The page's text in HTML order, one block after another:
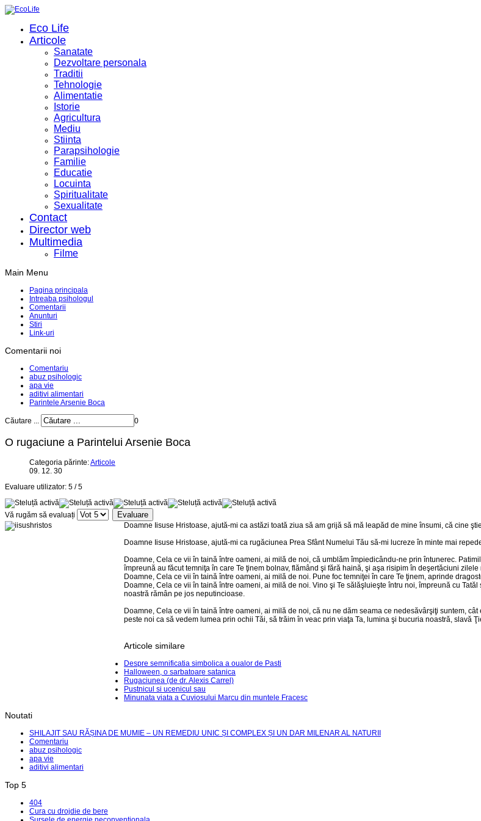
Eco Life
Articole
Sanatate
Dezvoltare personala
Traditii
Tehnologie
Alimentatie
Istorie
Agricultura
Mediu
Stiinta
Parapsihologie
Familie
Educatie
Locuinta
Spiritualitate
Sexualitate
Contact
Director web
Multimedia
Filme
Main Menu
Pagina principala
Intreaba psihologul
Comentarii
Anunturi
Stiri
Link-uri
Comentarii noi
Comentariu
abuz psihologic
apa vie
aditivi alimentari
Parintele Arsenie Boca
Căutare ... 0
O rugaciune a Parintelui Arsenie Boca
Categoria părinte:Articole
09. 12. 30
Evaluare utilizator: 5 /5
Vă rugăm să evaluați
Doamne Iisuse Hristoase, ajută-mi ca astăzi toată ziua să am grijă să mă leapăd de mine însumi, că cine
Doamne Iisuse Hristoase, ajută-mi ca rugăciunea Prea Sfânt Numelui Tău să-mi lucreze în minte mai
Doamne, Cela ce vii în taină între oameni, ai milă de noi, că umblăm împiedicându-ne prin întunerec.
împreună au făcut temniţa în care Te ţinem bolnav, flămând şi fără haină, şi aşa risipim în deşertăciuni
Doamne, Cela ce vii în taină între oameni, ai milă de noi. Pune foc temniţei în care Te ţinem, aprinde
Doamne, Cela ce vii în taină între oameni, ai milă de noi. Vino şi Te sălăşluieşte întru noi, împreună cu
noastră rămân pe jos neputincioase.
Doamne, Cela ce vii în taină între oameni, ai milă de noi, că nu ne dăm seama ce nedesăvârşiţi suntem,
peste noi ca să vedem lumea prin ochii Tăi, să trăim în veac prin viaţa Ta, lumina şi bucuria noastră, slavă
Articole similare
Despre semnificatia simbolica a oualor de Pasti
Halloween, o sarbatoare satanica
Rugaciunea (de dr. Alexis Carrel)
Pustnicul si ucenicul sau
Minunata viata a Cuviosului Marcu din muntele Fracesc
Noutati
SHILAJIT SAU RĂȘINA DE MUMIE – UN REMEDIU UNIC ȘI COMPLEX ȘI UN DAR MILENAR AL NATURII
Comentariu
abuz psihologic
apa vie
aditivi alimentari
Top 5
404
Cura cu drojdie de bere